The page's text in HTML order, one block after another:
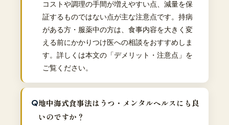
コストや調理の手間が増えやすい点、減量を保
証するものではない点が主な注意点です。持病
がある方・服薬中の方は、食事内容を大きく変
える前にかかりつけ医への相談をおすすめしま
す。詳しくは本文の「デメリット・注意点」を
ご覧ください。
地中海式食事法はうつ・メンタルヘルスにも良
いのですか？